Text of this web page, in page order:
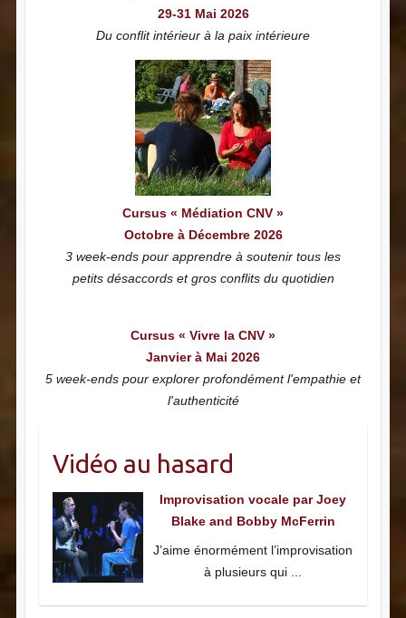
29-31 Mai 2026
Du conflit intérieur à la paix intérieure
Cursus « Médiation CNV »
Octobre à Décembre 2026
3 week-ends pour apprendre à soutenir tous les
petits désaccords et gros conflits du quotidien
Cursus « Vivre la CNV »
Janvier à Mai 2026
5 week-ends pour explorer profondément l'empathie et
l'authenticité
Vidéo au hasard
Improvisation vocale par Joey
Blake and Bobby McFerrin
J’aime énormément l’improvisation
à plusieurs qui